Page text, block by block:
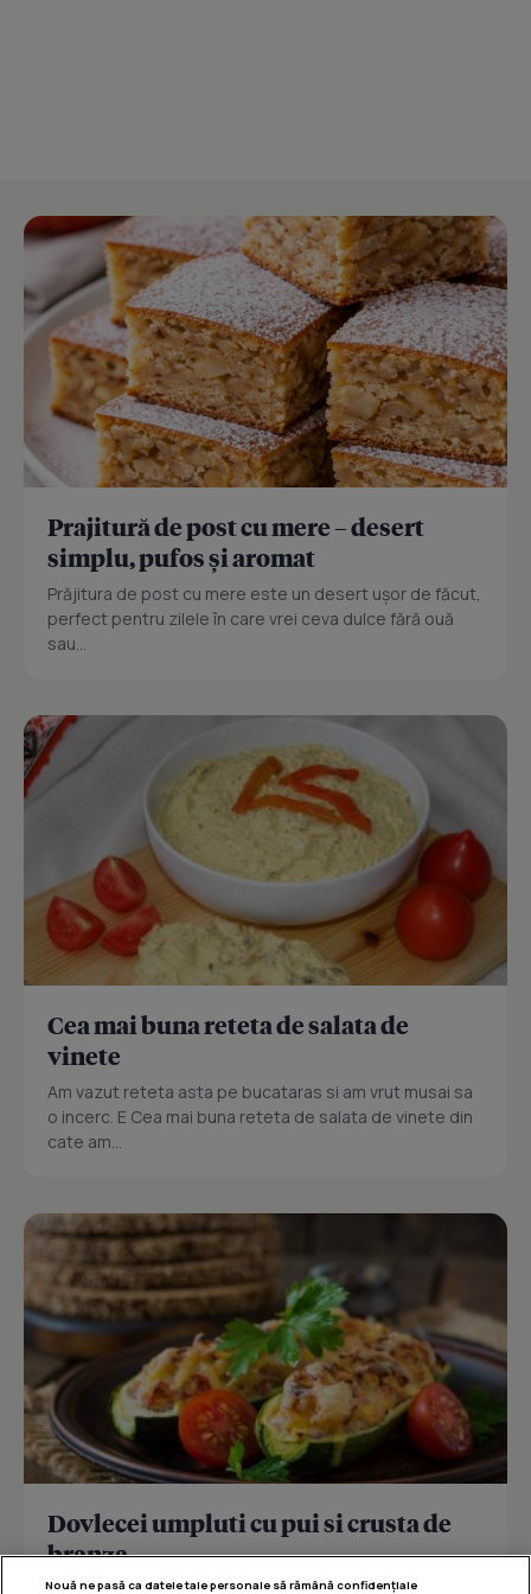
Prajitură de post cu mere – desert
simplu, pufos și aromat
Prăjitura de post cu mere este un desert ușor de făcut,
perfect pentru zilele în care vrei ceva dulce fără ouă
sau...
Cea mai buna reteta de salata de
vinete
Am vazut reteta asta pe bucataras si am vrut musai sa
o incerc. E Cea mai buna reteta de salata de vinete din
cate am...
Dovlecei umpluti cu pui si crusta de
branza
Nouă ne pasă ca datele tale personale să rămână confidențiale